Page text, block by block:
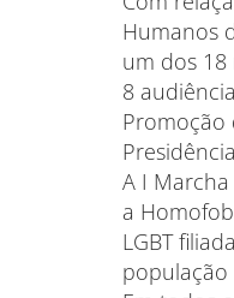
Humanos
um dos
8
Promoção
A I
a
LGBT
população